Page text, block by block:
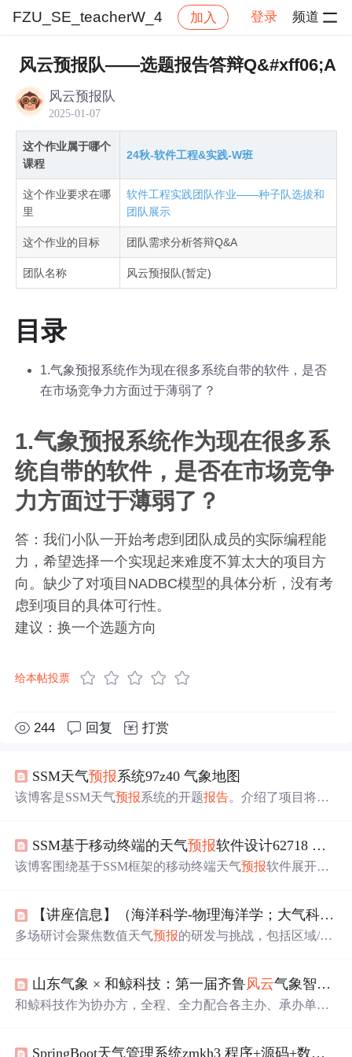
FZU_SE_teacherW_4 加入 登录 频道
社区 FZU_SE_teacherW_4 作业提交 帖子详情
风云预报队——选题报告答辩Q&#xff06;A
风云预报队
2025-01-07
这个作业属于哪个
课程
24秋-软件工程&实践-W班
这个作业要求在哪
里
软件工程实践团队作业——种子队选拔和
团队展示
这个作业的目标 团队需求分析答辩Q&A
团队名称 风云预报队(暂定)
目录
1.气象预报系统作为现在很多系统自带的软件，是否
在市场竞争力方面过于薄弱了？
1.气象预报系统作为现在很多系
统自带的软件，是否在市场竞争
力方面过于薄弱了？
答：我们小队一开始考虑到团队成员的实际编程能
力，希望选择一个实现起来难度不算太大的项目方
向。缺少了对项目NADBC模型的具体分析，没有考
虑到项目的具体可行性。
建议：换一个选题方向
给本帖投票
244 回复 打赏
SSM天气预报系统97z40 气象地图
该博客是SSM天气预报系统的开题报告。介绍了项目将基
提及前后端技术栈、开发流程及SSM框架架构等内容，为
后续开发提供指导。
SSM基于移动终端的天气预报软件设计62718 程序+源码+数据库+调试部署+开发环境
该博客围绕基于SSM框架的移动终端天气预报软件展开。
期开发出功能全面的软件，还说明了前后端技术栈、开发
流程及SSM框架架构等。
【讲座信息】（海洋科学-物理海洋学；大气科学；水文等）
多场研讨会聚焦数值天气预报的研发与挑战，包括区域/全
探讨了极端气候事件、海洋环境动力学以及智能流体力学
的最新进展和应用。
山东气象 × 和鲸科技：第一届齐鲁风云气象智能算法挑战赛圆满收官
和鲸科技作为协办方，全程、全力配合各主办、承办单
SpringBoot天气管理系统zmkh3 程序+源码+数据库+调试部署+开发环境带论文文档1万字以上